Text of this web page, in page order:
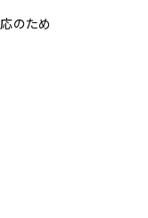
のため